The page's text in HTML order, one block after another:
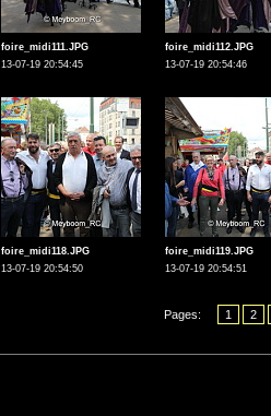
foire_midi111.JPG
13-07-19 20:54:45
foire_midi112.JPG
13-07-19 20:54:46
foire_midi118.JPG
13-07-19 20:54:50
foire_midi119.JPG
13-07-19 20:54:51
Pages: 1 2